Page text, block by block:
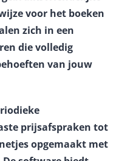
Contact
Login
voor het boeken
zich in een
die volledig
van jouw
prijsafspraken tot
opgemaakt met